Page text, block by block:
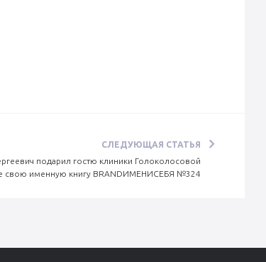
СЛЕДУЮЩАЯ СТАТЬЯ
подарил гостю клиники Голоколосовой
свою именную книгу BRANDИМЕНИСЕБЯ №324